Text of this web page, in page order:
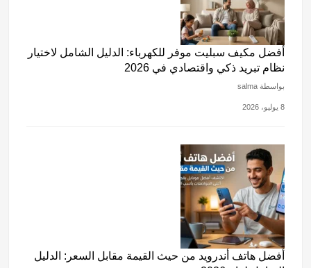
أفضل مكيف سبليت موفر للكهرباء: الدليل الشامل لاختيار
نظام تبريد ذكي واقتصادي في 2026
بواسطة salma
8 يوليو، 2026
أفضل هاتف أندرويد من حيث القيمة مقابل السعر: الدليل